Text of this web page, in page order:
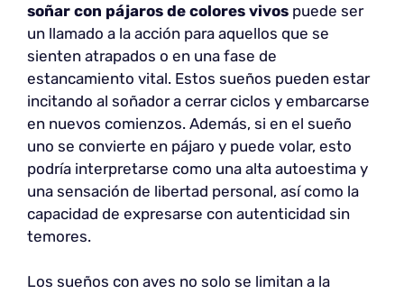
soñar con pájaros de colores vivos puede ser
un llamado a la acción para aquellos que se
sienten atrapados o en una fase de
estancamiento vital. Estos sueños pueden estar
incitando al soñador a cerrar ciclos y embarcarse
en nuevos comienzos. Además, si en el sueño
uno se convierte en pájaro y puede volar, esto
podría interpretarse como una alta autoestima y
una sensación de libertad personal, así como la
capacidad de expresarse con autenticidad sin
temores.
Los sueños con aves no solo se limitan a la